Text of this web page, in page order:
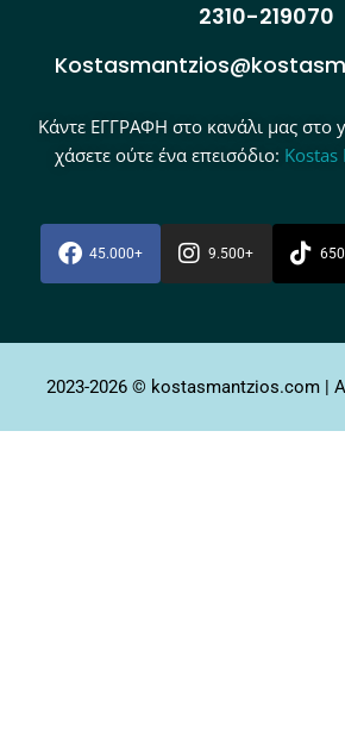
2310-219070
Κάντε ΕΓΓΡΑΦΗ στο κανάλι μας στο
χάσετε ούτε ένα επεισόδιο:
45.000+ 9.500+
2023-2026 © kostasmantzios.com |